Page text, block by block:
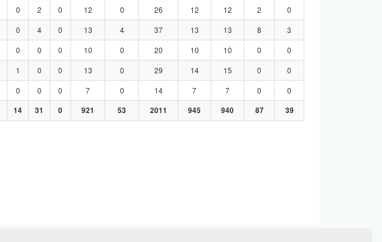
0 2 0 12 0 26 12 12 2
0
0 4 0 13 4 37 13 13 8
3
0 0 0 10 0 20 10 10 0
0
1 0 0 13 0 29 14 15 0
0
0 0 0 7 0 14 7 7 0
0
14 31 0 921 53 2011 945 940 87 39